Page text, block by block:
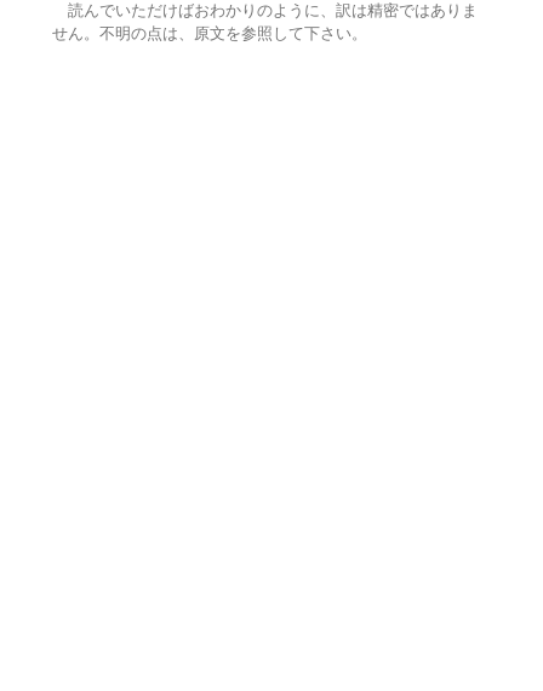
読んでいただけばおわかりのように、訳は精密ではありま
せん。不明の点は、原文を参照して下さい。